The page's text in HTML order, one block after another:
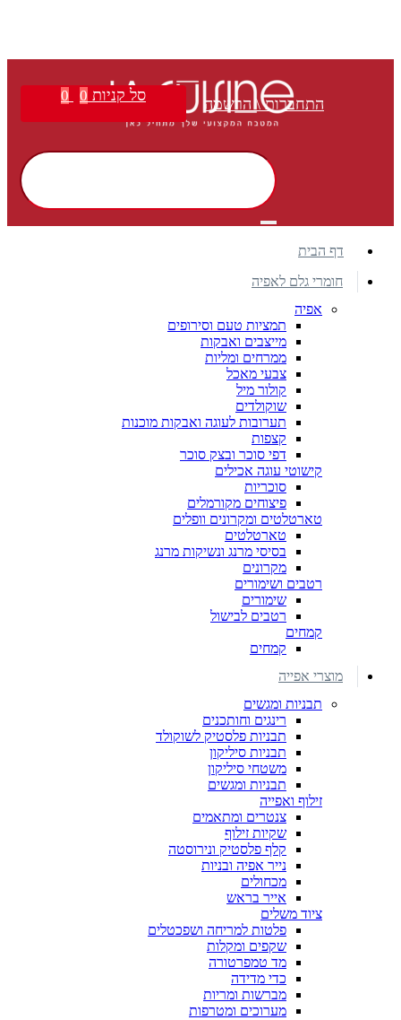
התחברות \ הרשמה סל קניות 0
0
דף הבית
חומרי גלם לאפיה
אפיה
תמציות טעם וסירופים
מייצבים ואבקות
ממרחים ומליות
צבעי מאכל
קולור מיל
שוקולדים
תערובות לעוגה ואבקות מוכנות
קצפות
דפי סוכר ובצק סוכר
קישוטי עוגה אכילים
סוכריות
פיצוחים מקורמלים
טארטלטים ומקרונים וופלים
טארטלטים
בסיסי מרנג ונשיקות מרנג
מקרונים
רטבים ושימורים
שימורים
רטבים לבישול
קמחים
קמחים
מוצרי אפייה
תבניות ומגשים
רינגים וחותכנים
תבניות פלסטיק לשוקולד
תבניות סיליקון
משטחי סיליקון
תבניות ומגשים
זילוף ואפייה
צנטרים ומתאמים
שקיות זילוף
קלף פלסטיק ונירוסטה
נייר אפיה ובניות
מכחולים
אייר בראש
ציוד משלים
פלטות למריחה ושפכטלים
שקפים ומקלות
מד טמפרטורה
כדי מדידה
מברשות ומריות
מערוכים ומטרפות